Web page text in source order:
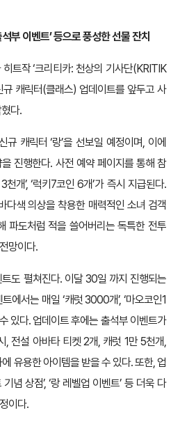
부 이벤트’ 등으로 풍성한 선물 잔치
트작 ‘크리티카: 천상의 기사단(KRITIK
캐릭터(클래스) 업데이트를 앞두고 사
다.
규 캐릭터 ‘랑’을 선보일 예정이며, 이에
진행한다. 사전 예약 페이지를 통해 참
개’, ‘럭키7코인 6개’가 즉시 지급된다.
다색 의상을 착용한 매력적인 소녀 검객
파도처럼 적을 쓸어버리는 독특한 전투
망이다.
도 펼쳐진다. 이달 30일 까지 진행되는
에서는 매일 ‘캐럿 3000개’, ‘마오코인1
있다. 업데이트 후에는 출석부 이벤트가
, 전설 아바타 티켓 2개, 캐럿 1만 5천개,
유용한 아이템을 받을 수 있다. 또한, 업
념 상점’, ‘랑 레벨업 이벤트’ 등 더욱 다
이다.